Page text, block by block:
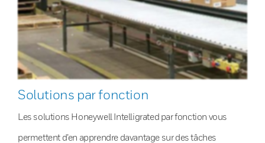
Solutions par fonction
Les solutions Honeywell Intelligrated par fonction vous
permettent d’en apprendre davantage sur des tâches